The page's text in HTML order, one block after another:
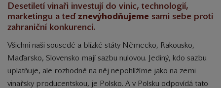
Desetiletí vinaři investují do vinic, technologií,
marketingu a teďznevýhodňujeme sami sebe proti
zahraniční konkurenci.
Všichni naši sousedé a blízké státy Německo, Rakousko,
Maďarsko, Slovensko mají sazbu nulovou. Jediný, kdo sazbu
uplatňuje, ale rozhodně na něj nepohlížíme jako na zemi
vinařsky producentskou, je Polsko. A v Polsku odpovídá tato